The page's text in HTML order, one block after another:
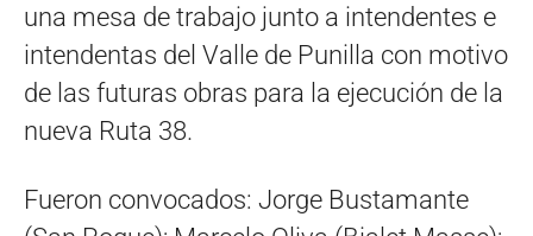
una mesa de trabajo junto a intendentes e
intendentas del Valle de Punilla con motivo
de las futuras obras para la ejecución de la
nueva Ruta 38.
Fueron convocados: Jorge Bustamante